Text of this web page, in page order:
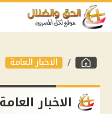
الاخبار العامة
الاخبار العامة